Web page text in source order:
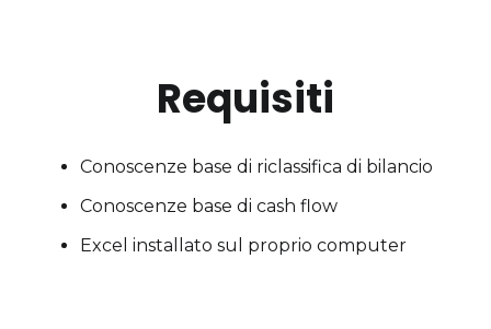
Requisiti
Conoscenze base di riclassifica di bilancio
Conoscenze base di cash flow
Excel installato sul proprio computer